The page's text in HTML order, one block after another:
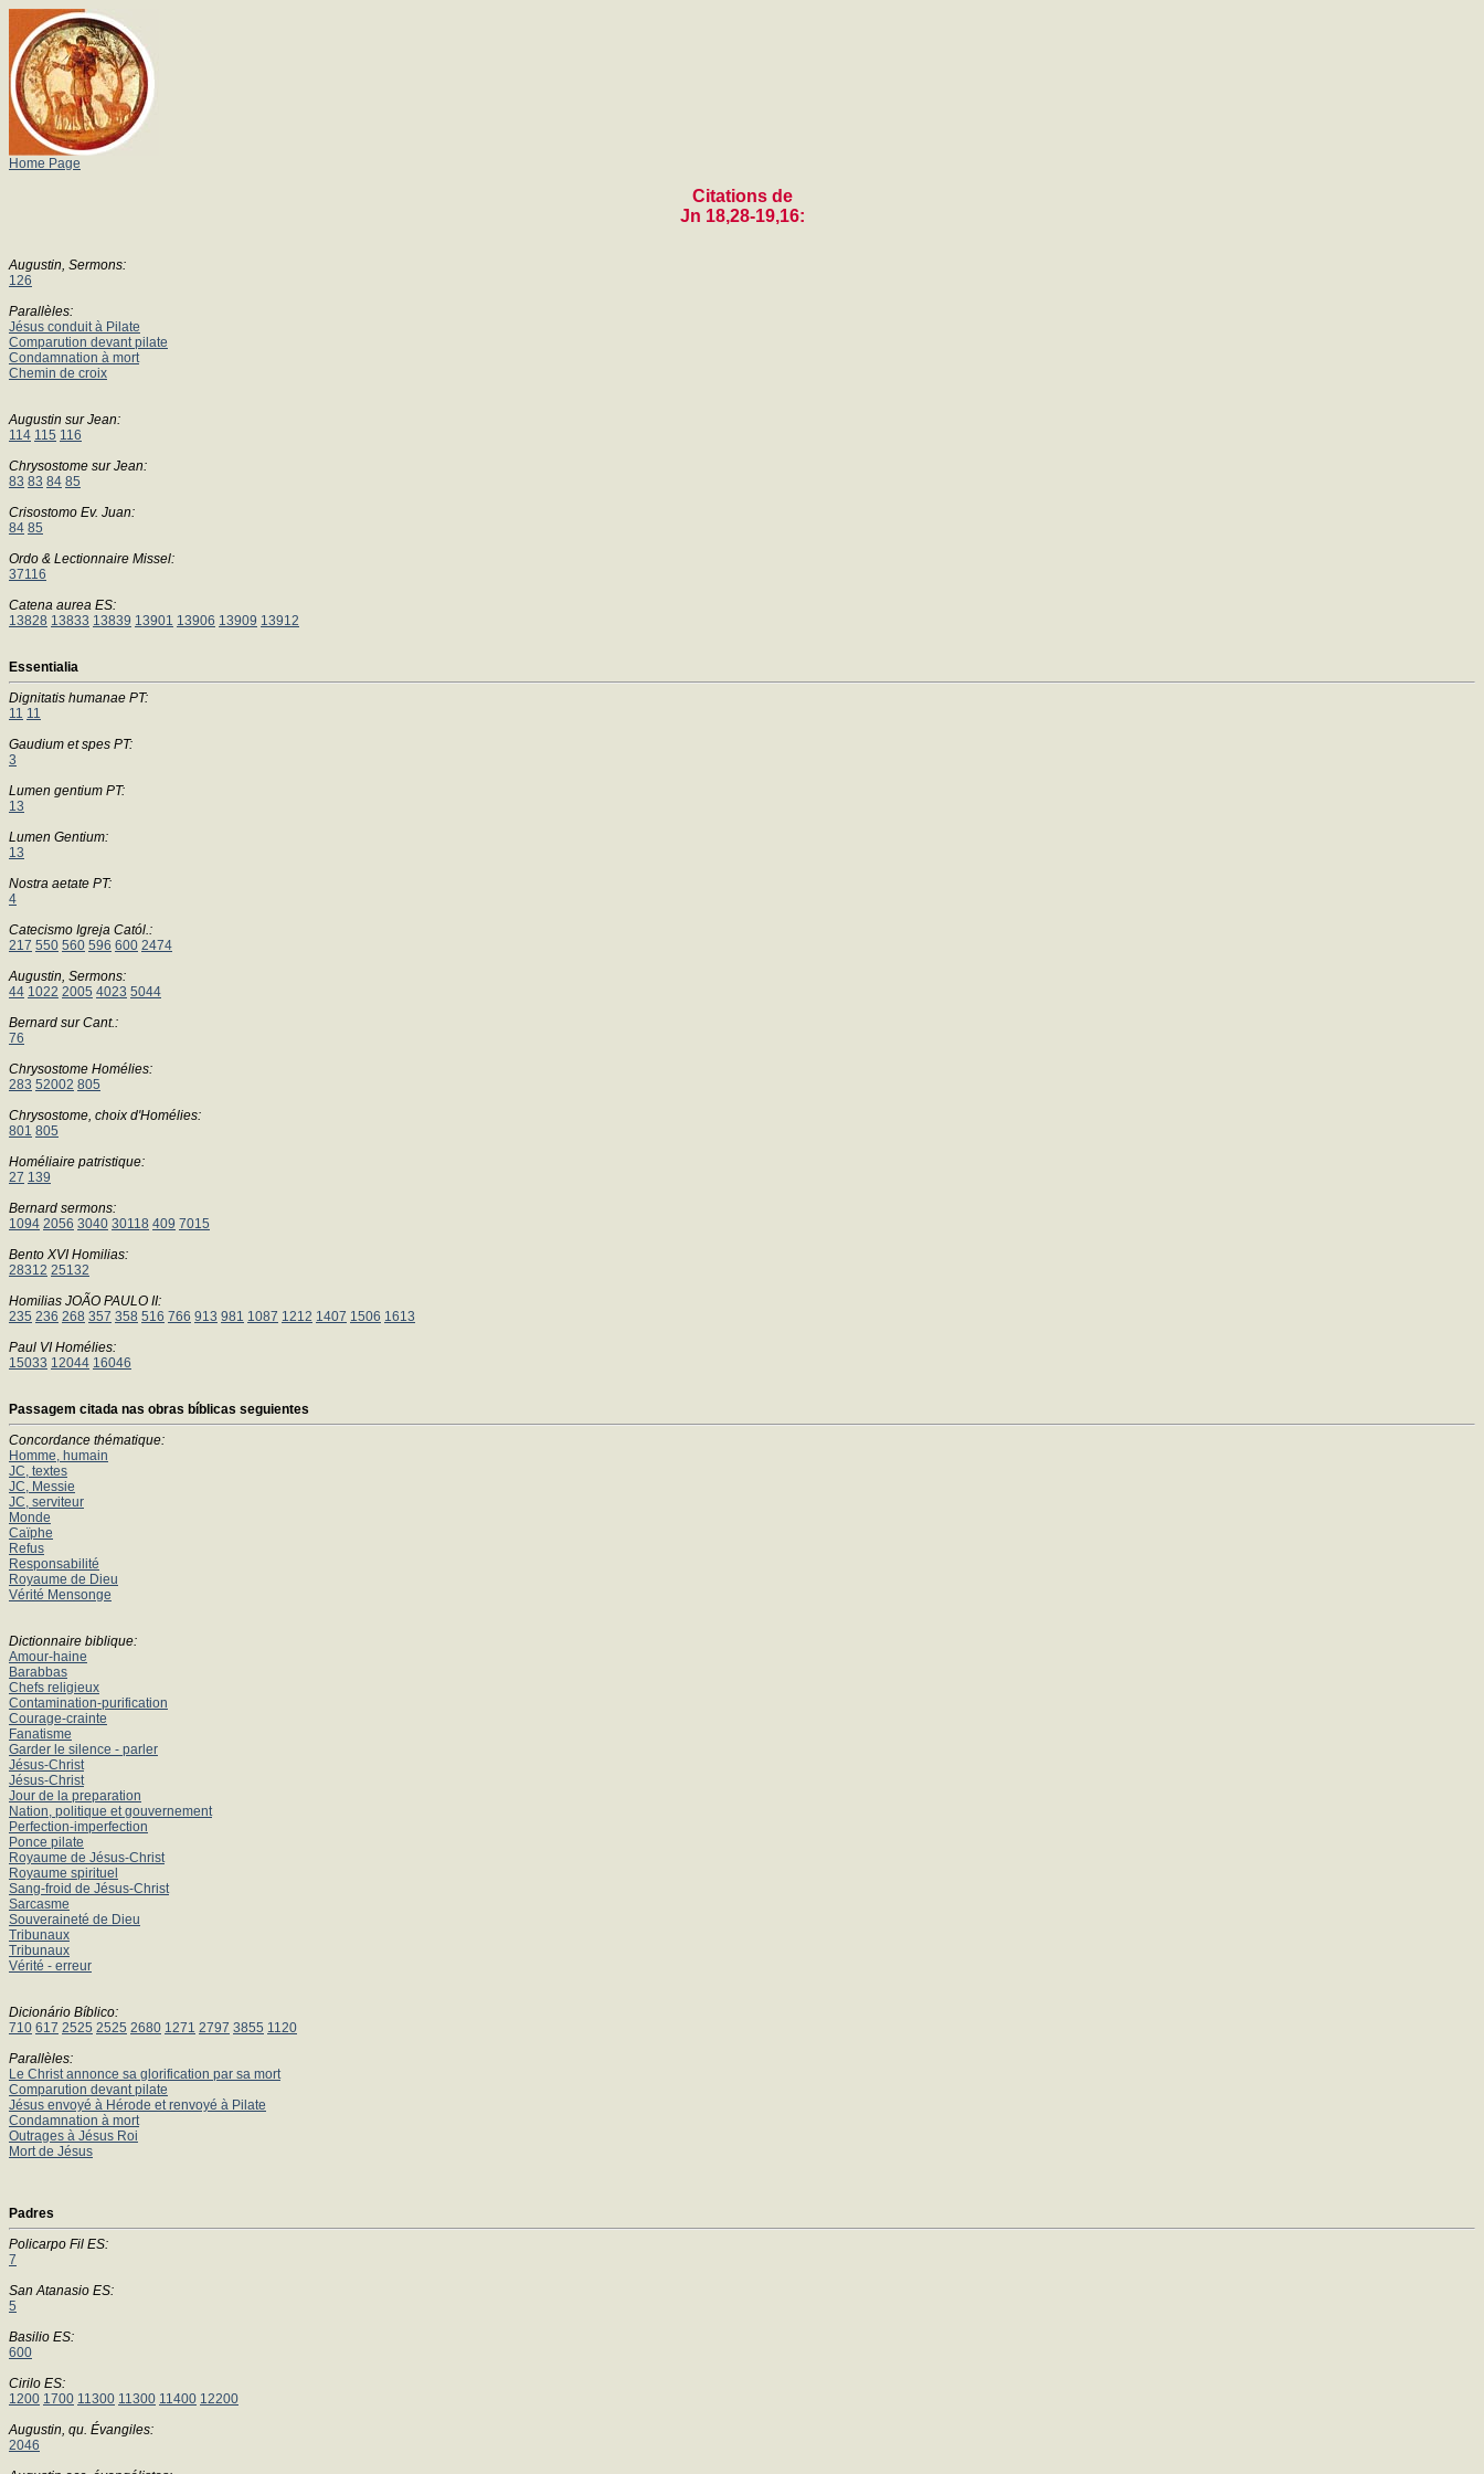
Home Page
Citations de
Jn 18,28-19,16:
Augustin, Sermons:
126
Parallèles:
Jésus conduit à Pilate
Comparution devant pilate
Condamnation à mort
Chemin de croix
Augustin sur Jean:
114 115 116
Chrysostome sur Jean:
83 83 84 85
Crisostomo Ev. Juan:
84 85
Ordo & Lectionnaire Missel:
37116
Catena aurea ES:
13828 13833 13839 13901 13906 13909 13912
Essentialia
Dignitatis humanae PT:
11 11
Gaudium et spes PT:
3
Lumen gentium PT:
13
Lumen Gentium:
13
Nostra aetate PT:
4
Catecismo Igreja Catól.:
217 550 560 596 600 2474
Augustin, Sermons:
44 1022 2005 4023 5044
Bernard sur Cant.:
76
Chrysostome Homélies:
283 52002 805
Chrysostome, choix d'Homélies:
801 805
Homéliaire patristique:
27 139
Bernard sermons:
1094 2056 3040 30118 409 7015
Bento XVI Homilias:
28312 25132
Homilias JOÃO PAULO II:
235 236 268 357 358 516 766 913 981 1087 1212 1407 1506 1613
Paul VI Homélies:
15033 12044 16046
Passagem citada nas obras bíblicas seguientes
Concordance thématique:
Homme, humain
JC, textes
JC, Messie
JC, serviteur
Monde
Caïphe
Refus
Responsabilité
Royaume de Dieu
Vérité Mensonge
Dictionnaire biblique:
Amour-haine
Barabbas
Chefs religieux
Contamination-purification
Courage-crainte
Fanatisme
Garder le silence - parler
Jésus-Christ
Jésus-Christ
Jour de la preparation
Nation, politique et gouvernement
Perfection-imperfection
Ponce pilate
Royaume de Jésus-Christ
Royaume spirituel
Sang-froid de Jésus-Christ
Sarcasme
Souveraineté de Dieu
Tribunaux
Tribunaux
Vérité - erreur
Dicionário Bíblico:
710 617 2525 2525 2680 1271 2797 3855 1120
Parallèles:
Le Christ annonce sa glorification par sa mort
Comparution devant pilate
Jésus envoyé à Hérode et renvoyé à Pilate
Condamnation à mort
Outrages à Jésus Roi
Mort de Jésus
Padres
Policarpo Fil ES:
7
San Atanasio ES:
5
Basilio ES:
600
Cirilo ES:
1200 1700 11300 11300 11400 12200
Augustin, qu. Évangiles:
2046